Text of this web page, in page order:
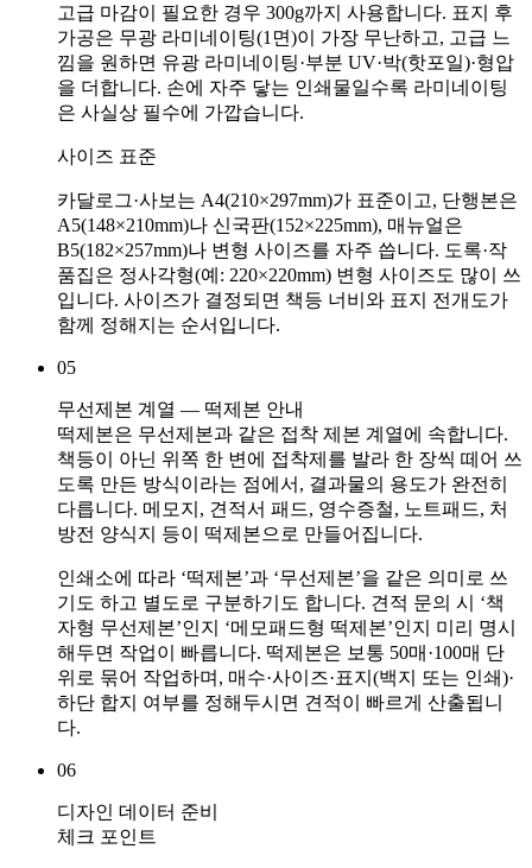
고급 마감이 필요한 경우 300g까지 사용합니다. 표지 후
가공은 무광 라미네이팅(1면)이 가장 무난하고, 고급 느
낌을 원하면 유광 라미네이팅·부분 UV·박(핫포일)·형압
을 더합니다. 손에 자주 닿는 인쇄물일수록 라미네이팅
은 사실상 필수에 가깝습니다.
사이즈 표준
카달로그·사보는 A4(210×297mm)가 표준이고, 단행본은
A5(148×210mm)나 신국판(152×225mm), 매뉴얼은
B5(182×257mm)나 변형 사이즈를 자주 씁니다. 도록·작
품집은 정사각형(예: 220×220mm) 변형 사이즈도 많이 쓰
입니다. 사이즈가 결정되면 책등 너비와 표지 전개도가
함께 정해지는 순서입니다.
05
무선제본 계열 — 떡제본 안내
떡제본은 무선제본과 같은 접착 제본 계열에 속합니다.
책등이 아닌 위쪽 한 변에 접착제를 발라 한 장씩 떼어 쓰
도록 만든 방식이라는 점에서, 결과물의 용도가 완전히
다릅니다. 메모지, 견적서 패드, 영수증철, 노트패드, 처
방전 양식지 등이 떡제본으로 만들어집니다.
인쇄소에 따라 ‘떡제본’과 ‘무선제본’을 같은 의미로 쓰
기도 하고 별도로 구분하기도 합니다. 견적 문의 시 ‘책
자형 무선제본’인지 ‘메모패드형 떡제본’인지 미리 명시
해두면 작업이 빠릅니다. 떡제본은 보통 50매·100매 단
위로 묶어 작업하며, 매수·사이즈·표지(백지 또는 인쇄)·
하단 합지 여부를 정해두시면 견적이 빠르게 산출됩니
다.
06
디자인 데이터 준비
체크 포인트